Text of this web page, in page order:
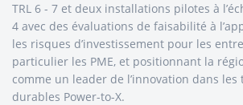
TRL 6 - 7 et deux installations pilotes à
4 avec des évaluations de faisabilité à
les risques d’investissement pour les
particulier les PME, et positionnant la
comme un leader de l’innovation dans les
durables Power-to-X.